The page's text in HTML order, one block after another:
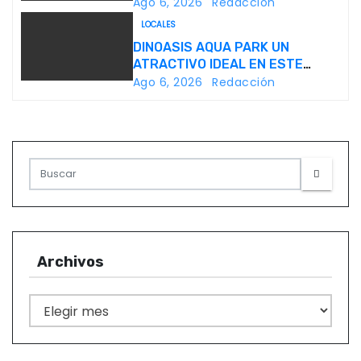
n
e
n
t
r
d
a
ROBOT
LOCALES
DINOASIS AQUA PARK UN
ATRACTIVO IDEAL EN ESTE
VERANO
Ago 6, 2026 Redacción
Archivos
r
c